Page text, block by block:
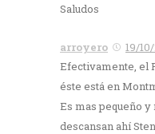
Saludos
arroyero
19/
Efectivamente, el
éste está en
Es mas pequeño
descansan ahí